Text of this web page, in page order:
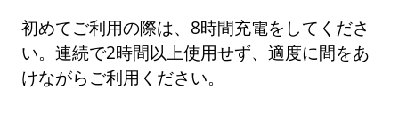
初めてご利用の際は、8時間充電をしてくださ
い。連続で2時間以上使用せず、適度に間をあ
けながらご利用ください。